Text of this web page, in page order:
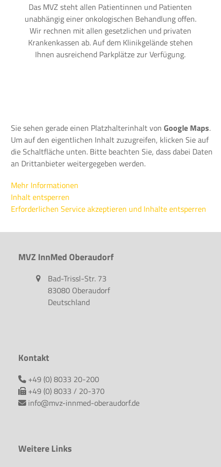
Das MVZ steht allen Patientinnen und Patienten
unabhängig einer onkologischen Behandlung offen.
Wir rechnen mit allen gesetzlichen und privaten
Krankenkassen ab. Auf dem Klinikgelände stehen
Ihnen ausreichend Parkplätze zur Verfügung.
Sie sehen gerade einen Platzhalterinhalt vonGoogle Maps.
Um auf den eigentlichen Inhalt zuzugreifen, klicken Sie auf
die Schaltfläche unten. Bitte beachten Sie, dass dabei Daten
an Drittanbieter weitergegeben werden.
Mehr Informationen
Inhalt entsperren
Erforderlichen Service akzeptieren und Inhalte entsperren
MVZ InnMed Oberaudorf
Bad-Trissl-Str. 73
83080 Oberaudorf
Deutschland
Kontakt
+49 (0) 8033 20-200
+49 (0) 8033 / 20-370
info@mvz-innmed-oberaudorf.de
Weitere Links